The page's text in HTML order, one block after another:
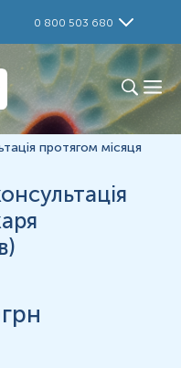
0 800 503 680
та діапазон
протягом місяця